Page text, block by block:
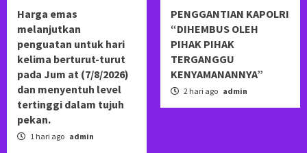
Harga emas
melanjutkan
penguatan untuk hari
kelima berturut-turut
pada Jum at (7/8/2026)
dan menyentuh level
tertinggi dalam tujuh
pekan.
1 hari ago admin
PENGGANTIAN KAPOLRI
“DIHEMBUS OLEH
PIHAK PIHAK
TERGANGGU
KENYAMANANNYA”
2 hari ago admin